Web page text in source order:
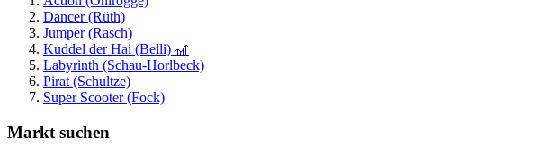
Dancer (Rüth)
Jumper (Rasch)
Kuddel der Hai (Belli) 🎢
Labyrinth (Schau-Horlbeck)
Pirat (Schultze)
Super Scooter (Fock)
Markt suchen